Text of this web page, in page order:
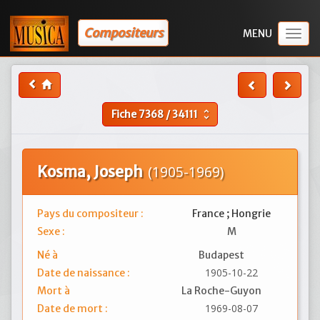
Compositeurs
Fiche7368/34111 unfold_more
Kosma, Joseph (1905-1969)
Pays du compositeur :
France ; Hongrie
Sexe :
M
Né à
Budapest
Date de naissance :
1905-10-22
Mort à
La Roche-Guyon
Date de mort :
1969-08-07